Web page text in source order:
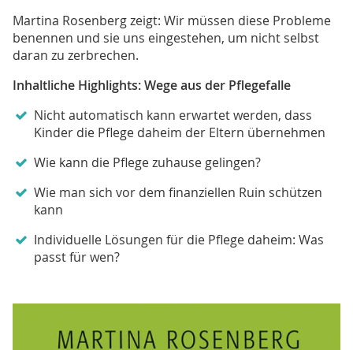
Martina Rosenberg zeigt: Wir müssen diese Probleme
benennen und sie uns eingestehen, um nicht selbst
daran zu zerbrechen.
Inhaltliche Highlights: Wege aus der Pflegefalle
Nicht automatisch kann erwartet werden, dass
Kinder die Pflege daheim der Eltern übernehmen
Wie kann die Pflege zuhause gelingen?
Wie man sich vor dem finanziellen Ruin schützen
kann
Individuelle Lösungen für die Pflege daheim: Was
passt für wen?